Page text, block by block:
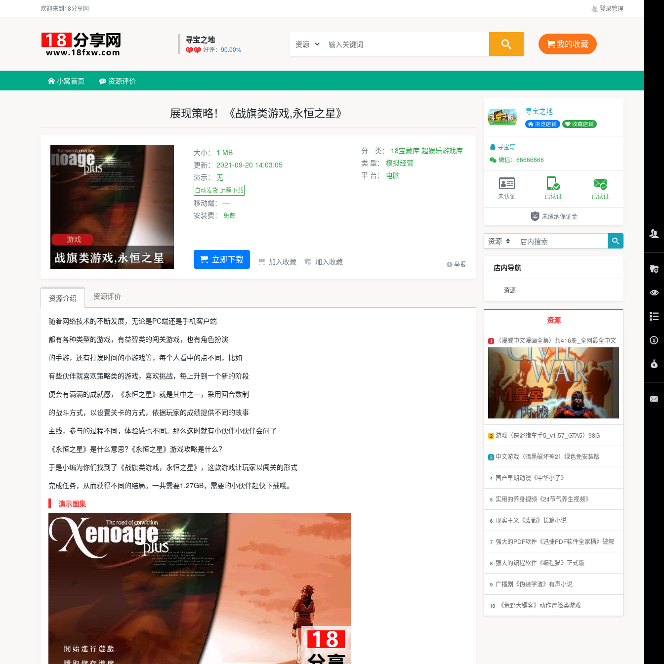
欢迎来到18分享网 登录管理
寻宝之地
好评： 90.00% 我的收藏
小窝首页 资源评价
展现策略！《战旗类游戏,永恒之星》
大小：
1 MB
更新：
2021-09-20 14:03:05
演示：
无
自动发货 远程下载
移动端：
—
安装费：
免费
分 类： 18宝藏库 超娱乐游戏库
类 型：
模拟经营
平 台：
电脑
立即下载 加入收藏 加入收藏 举报
资源介绍 资源评价
随着网络技术的不断发展，无论是PC端还是手机客户端
都有各种类型的游戏，有益智类的闯关游戏，也有角色扮演
的手游，还有打发时间的小游戏等，每个人看中的点不同，比如
有些伙伴就喜欢策略类的游戏，喜欢挑战，每上升到一个新的阶段
便会有满满的成就感，《永恒之星》就是其中之一，采用回合数制
的战斗方式，以设置关卡的方式，依据玩家的成绩提供不同的故事
主线，参与的过程不同，体验感也不同。那么这时就有小伙伴小伙伴会问了
《永恒之星》是什么意思?《永恒之星》游戏攻略是什么?
于是小编为你们找到了《战旗类游戏，永恒之星》，这款游戏让玩家以闯关的形式
完成任务，从而获得不同的结局。一共需要1.27GB，需要的小伙伴赶快下载哦。
演示图集
寻宝之地
浏览店铺 收藏店铺
寻宝哥
微信：66666666
未认证 已认证 已认证
未缴纳保证金
店内导航
资源
资源
1
（漫威中文漫画全集）共416册_全网最全中文
版
2 游戏（侠盗猎车手5_v1.57_GTA5）98G
3 中文游戏（暗黑破坏神2）绿色免安装版
4 国产早期动漫《中华小子》
5 实用的养身视频《24节气养生视频》
6 现实主义《废都》长篇小说
7 强大的PDF软件《迅捷PDF软件全家桶》破解
版
8 强大的编程软件《编程猫》正式版
9 广播剧《伪装学渣》有声小说
10 《荒野大镖客》动作冒险类游戏